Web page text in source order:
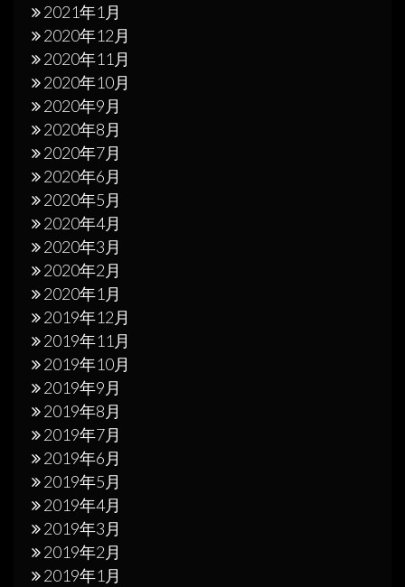
2021年1月
2020年12月
2020年11月
2020年10月
2020年9月
2020年8月
2020年7月
2020年6月
2020年5月
2020年4月
2020年3月
2020年2月
2020年1月
2019年12月
2019年11月
2019年10月
2019年9月
2019年8月
2019年7月
2019年6月
2019年5月
2019年4月
2019年3月
2019年2月
2019年1月